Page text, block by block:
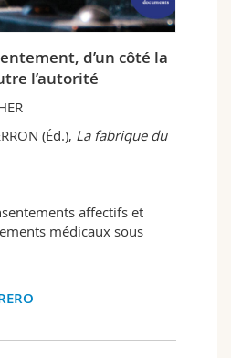
d’un côté la
l’autorité
(Éd.), La fabrique du
affectifs et
médicaux sous